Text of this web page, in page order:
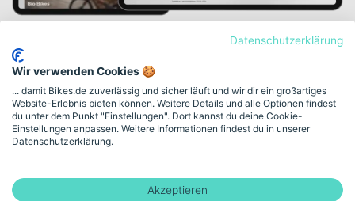
Bergamont E-Cargo
Aktion
Vergünstigte Cargobikes und
passendes Zubehör
Bike.
Datenschutzerklärung
Wir verwenden Cookies 🍪
... damit Bikes.de zuverlässig und sicher läuft und wir dir ein großartiges
Website-Erlebnis bieten können. Weitere Details und alle Optionen findest
du unter dem Punkt "Einstellungen". Dort kannst du deine Cookie-
Einstellungen anpassen. Weitere Informationen findest du in unserer
Datenschutzerklärung.
Akzeptieren